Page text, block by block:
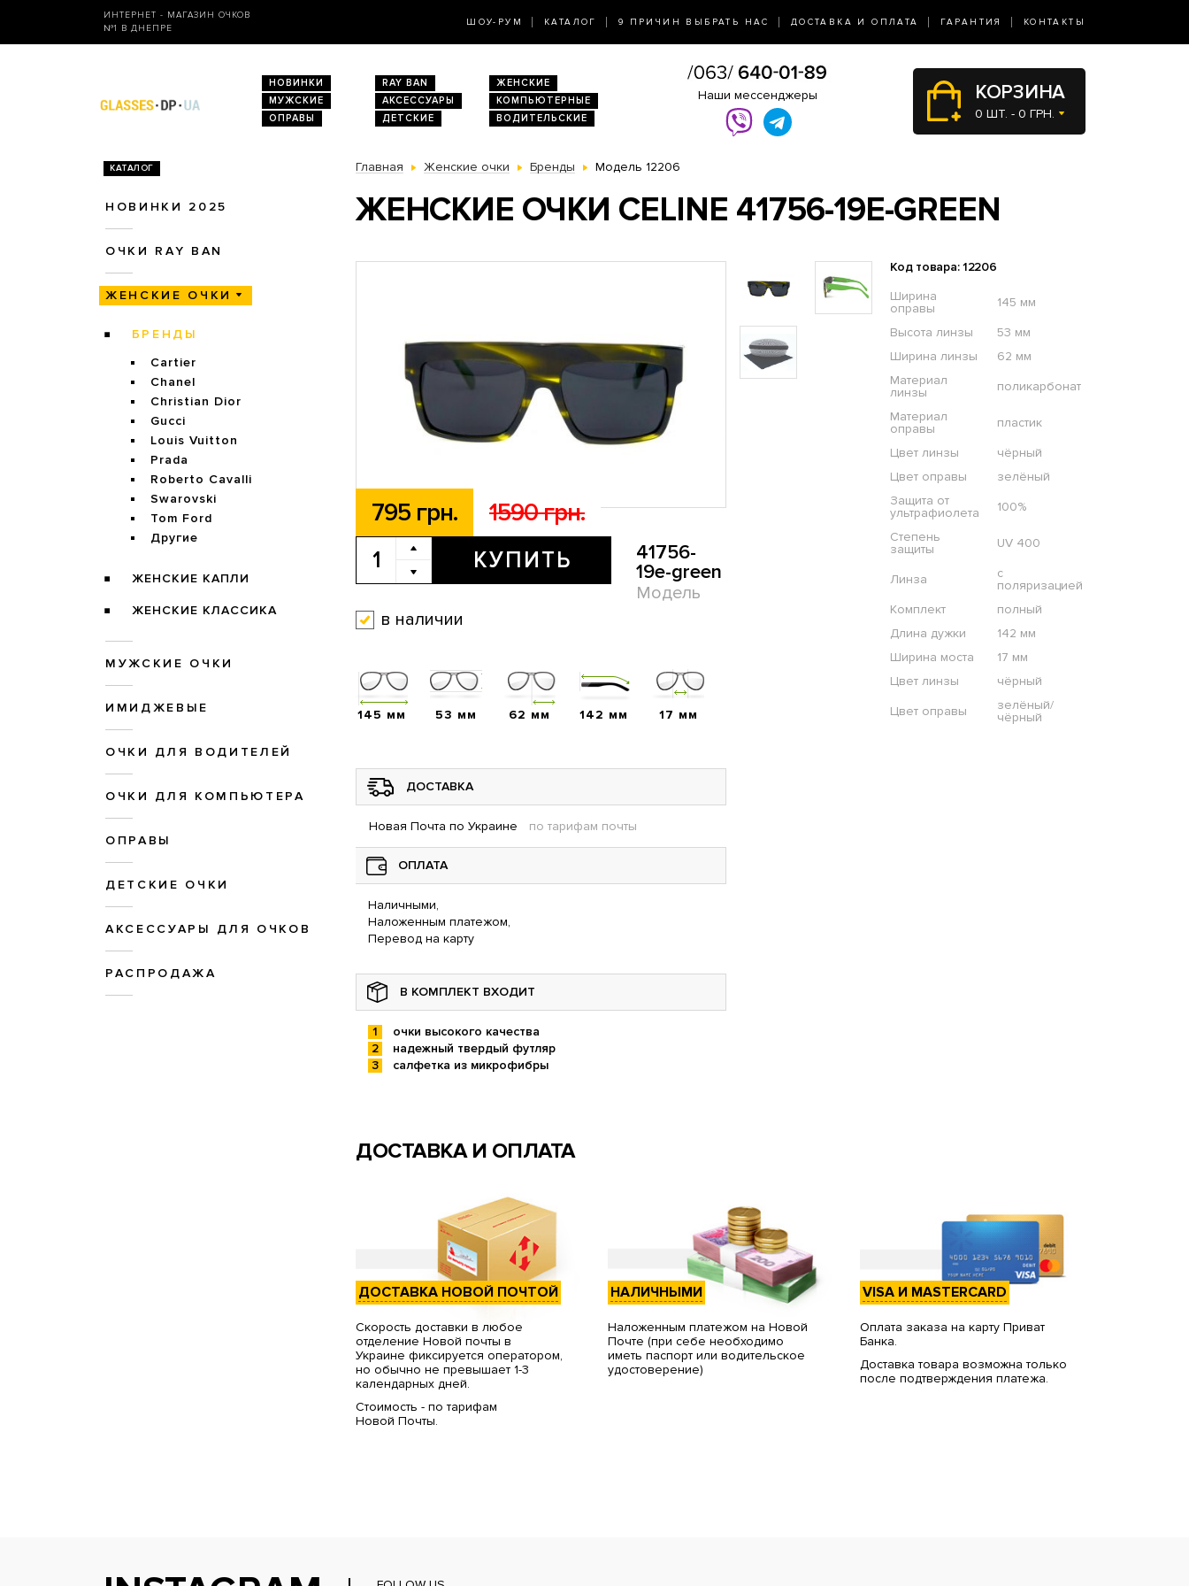
ИНТЕРНЕТ - МАГАЗИН ОЧКОВ
№1 В ДНЕПРЕ
ШОУ-РУМ КАТАЛОГ 9 ПРИЧИН ВЫБРАТЬ НАС ДОСТАВКА И ОПЛАТА ГАРАНТИЯ КОНТАКТЫ
НОВИНКИ RAY BAN
ЖЕНСКИЕ
МУЖСКИЕ
АКСЕССУАРЫ
КОМПЬЮТЕРНЫЕ
ОПРАВЫ
ДЕТСКИЕ ВОДИТЕЛЬСКИЕ
Наши мессенджеры КОРЗИНА
0 ШТ. - 0 ГРН.
КАТАЛОГ
НОВИНКИ 2025
ОЧКИ RAY BAN
ЖЕНСКИЕ ОЧКИ
БРЕНДЫ
Cartier
Chanel
Christian Dior
Gucci
Louis Vuitton
Prada
Roberto Cavalli
Swarovski
Tom Ford
Другие
ЖЕНСКИЕ КАПЛИ
ЖЕНСКИЕ КЛАССИКА
МУЖСКИЕ ОЧКИ
ИМИДЖЕВЫЕ
ОЧКИ ДЛЯ ВОДИТЕЛЕЙ
ОЧКИ ДЛЯ КОМПЬЮТЕРА
ОПРАВЫ
ДЕТСКИЕ ОЧКИ
АКСЕССУАРЫ ДЛЯ ОЧКОВ
РАСПРОДАЖА
Главная Женские очки Бренды Модель 12206
ЖЕНСКИЕ ОЧКИ CELINE 41756-19E-GREEN
795 грн. 1590 грн.
КУПИТЬ
41756-
19e-green
Модель
в наличии
Код товара: 12206
Ширина
оправы
145 мм
Высота линзы
53 мм
Ширина линзы
62 мм
Материал
линзы
поликарбонат
Материал
оправы
пластик
Цвет линзы
чёрный
Цвет оправы
зелёный
Защита от
ультрафиолета
100%
Степень
защиты
UV 400
Линза
с
поляризацией
Комплект
полный
Длина дужки
142 мм
Ширина моста
17 мм
Цвет линзы
чёрный
Цвет оправы
зелёный/
чёрный
145 мм 53 мм 62 мм 142 мм 17 мм
ДОСТАВКА
Новая Почта по Украине по тарифам почты
ОПЛАТА
Наличными,
Наложенным платежом,
Перевод на карту
В КОМПЛЕКТ ВХОДИТ
очки высокого качества
надежный твердый футляр
салфетка из микрофибры
ДОСТАВКА И ОПЛАТА
ДОСТАВКА НОВОЙ ПОЧТОЙ
Скорость доставки в любое
отделение Новой почты в
Украине фиксируется оператором,
но обычно не превышает 1-3
календарных дней.
Стоимость - по тарифам
Новой Почты.
НАЛИЧНЫМИ
Наложенным платежом на Новой
Почте (при себе необходимо
иметь паспорт или водительское
удостоверение)
VISA И MASTERCARD
Оплата заказа на карту Приват
Банка.
Доставка товара возможна только
после подтверждения платежа.